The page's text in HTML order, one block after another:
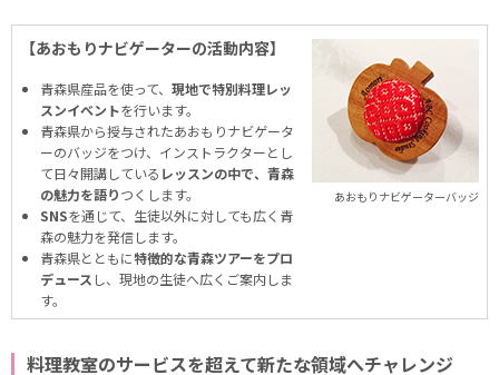
あおもりナビゲーターバッジ
【あおもりナビゲーターの活動内容】
青森県産品を使って、 現地で特別料理レッ
スンイベントを行います。
青森県から授与されたあおもりナビゲータ
ーのバッジをつけ、インストラクターとし
て日々開講している レッスンの中で、青森
の魅力を語りつくします。
SNSを通じて、生徒以外に対しても広く青
森の魅力を発信します。
青森県とともに特徴的な青森ツアーをプロ
デュース し、現地の生徒へ広くご案内しま
す。
料理教室のサービスを超えて新たな領域へチャレンジ